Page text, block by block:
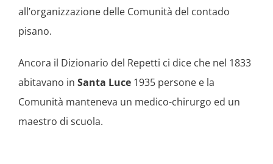
all’organizzazione delle Comunità del contado
pisano.
Ancora il Dizionario del Repetti ci dice che nel 1833
abitavano in Santa Luce 1935 persone e la
Comunità manteneva un medico-chirurgo ed un
maestro di scuola.